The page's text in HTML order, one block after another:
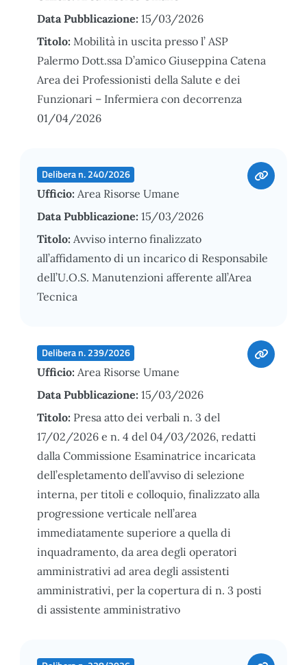
Data Pubblicazione: 15/03/2026
Titolo: Mobilità in uscita presso l’ ASP
Palermo Dott.ssa D’amico Giuseppina Catena
Area dei Professionisti della Salute e dei
Funzionari – Infermiera con decorrenza
01/04/2026
Delibera n. 240/2026
Ufficio: Area Risorse Umane
Data Pubblicazione: 15/03/2026
Titolo: Avviso interno finalizzato
all’affidamento di un incarico di Responsabile
dell’U.O.S. Manutenzioni afferente all’Area
Tecnica
Delibera n. 239/2026
Ufficio: Area Risorse Umane
Data Pubblicazione: 15/03/2026
Titolo: Presa atto dei verbali n. 3 del
17/02/2026 e n. 4 del 04/03/2026, redatti
dalla Commissione Esaminatrice incaricata
dell’espletamento dell’avviso di selezione
interna, per titoli e colloquio, finalizzato alla
progressione verticale nell’area
immediatamente superiore a quella di
inquadramento, da area degli operatori
amministrativi ad area degli assistenti
amministrativi, per la copertura di n. 3 posti
di assistente amministrativo